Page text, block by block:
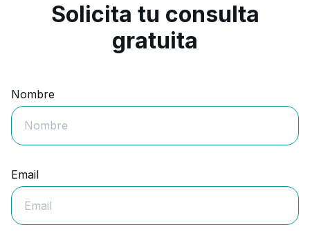
Solicita tu consulta
gratuita
Nombre
Email